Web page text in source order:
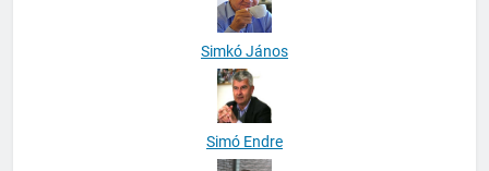
Simkó János
Simó Endre